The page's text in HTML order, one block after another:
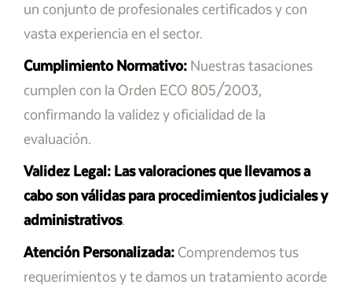
un conjunto de profesionales certificados y con
vasta experiencia en el sector.
Cumplimiento Normativo: Nuestras tasaciones
cumplen con la Orden ECO 805/2003,
confirmando la validez y oficialidad de la
evaluación.
Validez Legal: Las valoraciones que llevamos a
cabo son válidas para procedimientos judiciales y
administrativos.
Atención Personalizada: Comprendemos tus
requerimientos y te damos un tratamiento acorde